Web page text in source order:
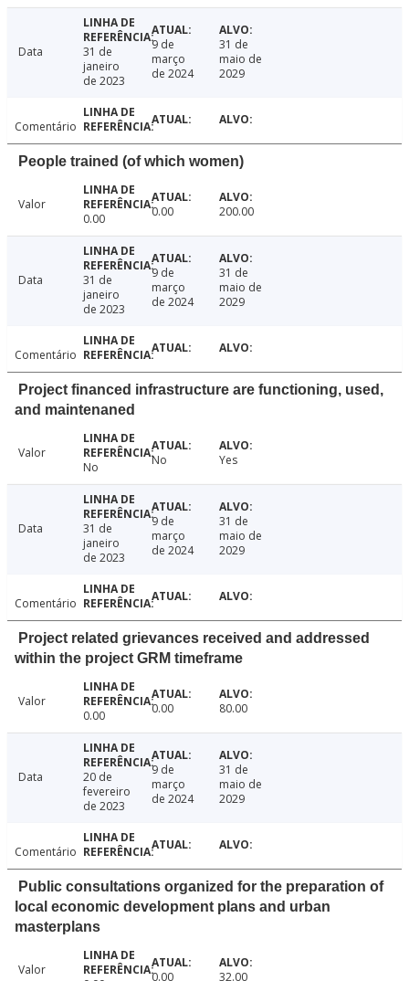
Data
31 de
janeiro
de 2023
9 de
março
de 2024
31 de
maio de
2029
Comentário
People trained (of which women)
Valor
0.00
0.00 200.00
Data
31 de
janeiro
de 2023
9 de
março
de 2024
31 de
maio de
2029
Comentário
Project financed infrastructure are functioning, used,
and maintenaned
Valor
No
No Yes
Data
31 de
janeiro
de 2023
9 de
março
de 2024
31 de
maio de
2029
Comentário
Project related grievances received and addressed
within the project GRM timeframe
Valor
0.00
0.00 80.00
Data
20 de
fevereiro
de 2023
9 de
março
de 2024
31 de
maio de
2029
Comentário
Public consultations organized for the preparation of
local economic development plans and urban
masterplans
Valor
0.00 32.00